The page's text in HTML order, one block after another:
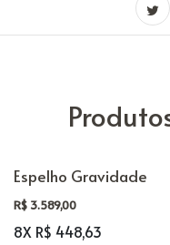
Espelho Gravidade
R$ 3.589,00
8X R$ 448,63